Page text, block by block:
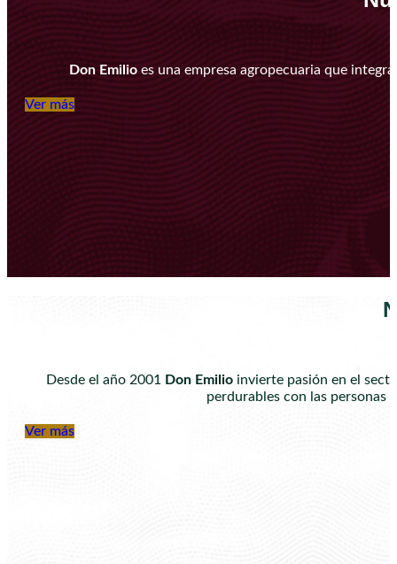
Don Emilioes una empresa agropecuaria que
Ver más
Desde el año 2001 Don Emilio invierte pasión en el
perdurables con las personas
Ver más